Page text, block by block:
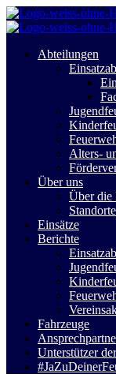
Abteilungen
Alters-
Über uns
Über die
Standorte
Einsätze
Berichte
Fahrzeuge
Unterstützer